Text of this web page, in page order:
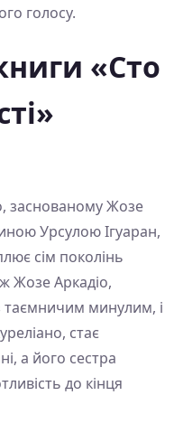
голосу.
«Сто
заснованому Жозе
Урсулою Ігуаран,
сім поколінь
Жозе Аркадіо,
таємничим минулим, і
стає
а його сестра
до кінця